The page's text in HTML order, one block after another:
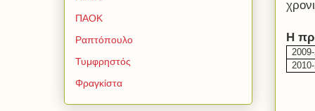
Η
ΠΑΟΚ
Ραπτόπουλο
Τυμφρηστός
Φραγκίστα